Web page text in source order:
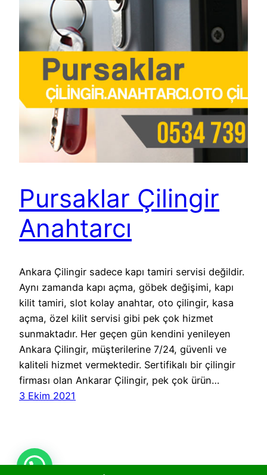
Pursaklar Çilingir
Anahtarcı
Ankara Çilingir sadece kapı tamiri servisi değildir.
Aynı zamanda kapı açma, göbek değişimi, kapı
kilit tamiri, slot kolay anahtar, oto çilingir, kasa
açma, özel kilit servisi gibi pek çok hizmet
sunmaktadır. Her geçen gün kendini yenileyen
Ankara Çilingir, müşterilerine 7/24, güvenli ve
kaliteli hizmet vermektedir. Sertifikalı bir çilingir
firması olan Ankarar Çilingir, pek çok ürün…
3 Ekim 2021